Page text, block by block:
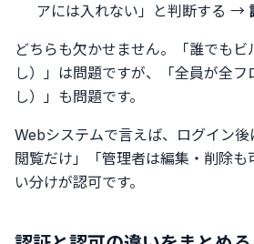
アには入れない」と判断する →
どちらも欠かせません。「誰でも
し）」は問題ですが、「全員が全
し）」も問題です。
Webシステムで言えば、ログイン
閲覧だけ」「管理者は編集・削除
い分けが認可です。